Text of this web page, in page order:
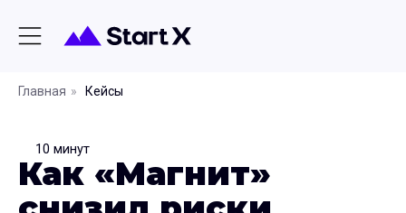
Главная » Кейсы
Как «Магнит»
снизил риски
10 минут